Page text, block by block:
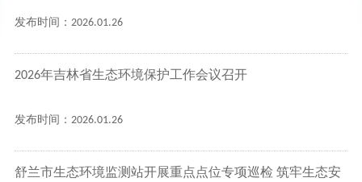
发布时间：2026.01.26
2026年吉林省生态环境保护工作会议召开
发布时间：2026.01.26
舒兰市生态环境监测站开展重点点位专项巡检 筑牢生态安